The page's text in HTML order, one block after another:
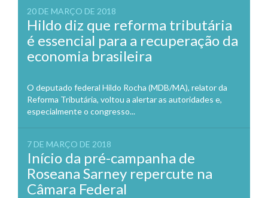
20 DE MARÇO DE 2018
Hildo diz que reforma tributária
é essencial para a recuperação da
economia brasileira
O deputado federal Hildo Rocha (MDB/MA), relator da
Reforma Tributária, voltou a alertar as autoridades e,
especialmente o congresso...
7 DE MARÇO DE 2018
Início da pré-campanha de
Roseana Sarney repercute na
Câmara Federal